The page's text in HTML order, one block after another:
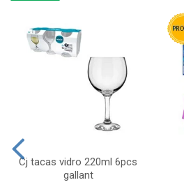
Cj tacas vidro 220ml 6pcs
gallant